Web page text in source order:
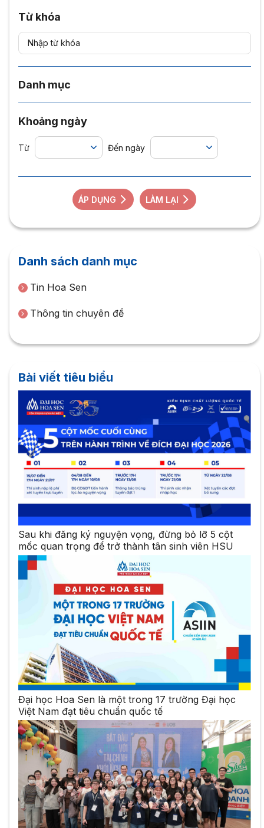
Từ khóa
Danh mục
Khoảng ngày
Từ Đến ngày
ÁP DỤNG LÀM LẠI
Danh sách danh mục
Tin Hoa Sen
Thông tin chuyên đề
Bài viết tiêu biểu
Sau khi đăng ký nguyện vọng, đừng bỏ lỡ 5 cột
mốc quan trọng để trở thành tân sinh viên HSU
Đại học Hoa Sen là một trong 17 trường Đại học
Việt Nam đạt tiêu chuẩn quốc tế